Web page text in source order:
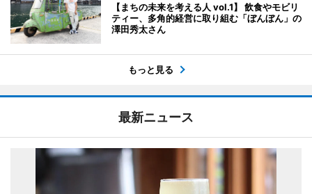
【まちの未来を考える人 vol.1】 飲食やモビリ
ティー、多角的経営に取り組む「ぼんぼん」の
澤田秀太さん
もっと見る
最新ニュース